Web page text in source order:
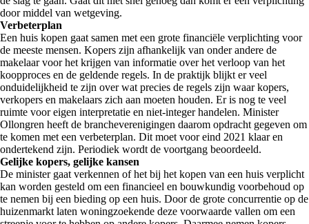
door middel van wetgeving.
Verbeterplan
Een huis kopen gaat samen met een grote financiële verplichting voor
de meeste mensen. Kopers zijn afhankelijk van onder andere de
makelaar voor het krijgen van informatie over het verloop van het
koopproces en de geldende regels. In de praktijk blijkt er veel
onduidelijkheid te zijn over wat precies de regels zijn waar kopers,
verkopers en makelaars zich aan moeten houden. Er is nog te veel
ruimte voor eigen interpretatie en niet-integer handelen. Minister
Ollongren heeft de brancheverenigingen daarom opdracht gegeven om
te komen met een verbeterplan. Dit moet voor eind 2021 klaar en
ondertekend zijn. Periodiek wordt de voortgang beoordeeld.
Gelijke kopers, gelijke kansen
De minister gaat verkennen of het bij het kopen van een huis verplicht
kan worden gesteld om een financieel en bouwkundig voorbehoud op
te nemen bij een bieding op een huis. Door de grote concurrentie op de
huizenmarkt laten woningzoekende deze voorwaarde vallen om een